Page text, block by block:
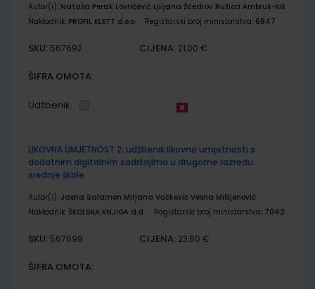
Autor(i): Nataša Perak Lovričević Ljiljana Ščedrov Ružica Ambruš-Kiš
Nakladnik: PROFIL KLETT d.o.o. Registarski broj ministarstva: 6847
SKU: 567692 CIJENA: 21,00 €
ŠIFRA OMOTA:
Udžbenik
LIKOVNA UMJETNOST 2; udžbenik likovne umjetnosti s
dodatnim digitalnim sadržajima u drugome razredu
srednje škole
Autor(i): Jasna Salamon Mirjana Vučković Vesna Mišljenović
Nakladnik: ŠKOLSKA KNJIGA d.d. Registarski broj ministarstva: 7042
SKU: 567698 CIJENA: 23,60 €
ŠIFRA OMOTA: